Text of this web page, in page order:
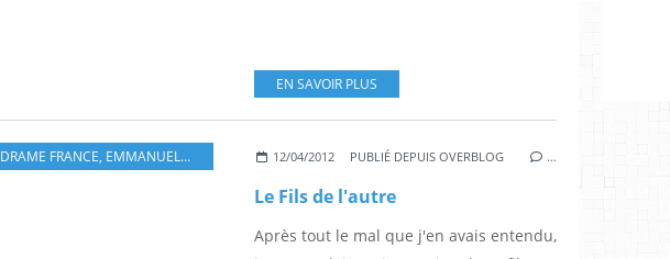
EN SAVOIR PLUS
DRAME FRANCE, EMMANUELLE DEVOS 3*, ISRAËL,MEHDI DEHBI,PASCAL ELBÉ
12/04/2012 PUBLIÉ DEPUIS OVERBLOG …
Le Fils de l'autre
Après tout le mal que j'en avais entendu,